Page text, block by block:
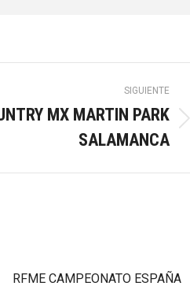
SIGUIENTE
MX MARTIN PARK
SALAMANCA
RFME CAMPEONATO ESPAÑA